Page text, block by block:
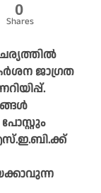
0
Shares
ജാഗ്രത